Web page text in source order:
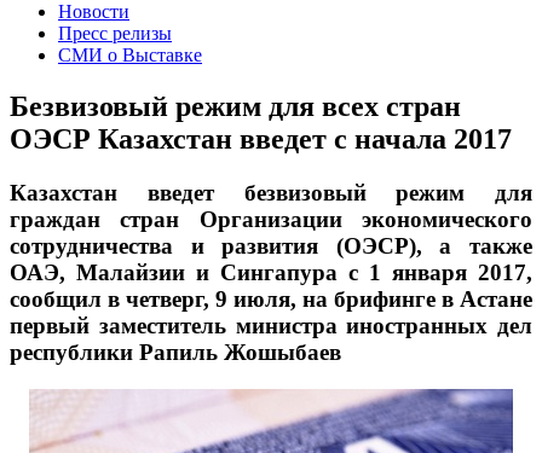
Новости
Пресс релизы
СМИ о Выставке
Безвизовый режим для всех стран
ОЭСР Казахстан введет с начала 2017
Казахстан введет безвизовый режим для
граждан стран Организации экономического
сотрудничества и развития (ОЭСР), а также
ОАЭ, Малайзии и Сингапура с 1 января 2017,
сообщил в четверг, 9 июля, на брифинге в Астане
первый заместитель министра иностранных дел
республики Рапиль Жошыбаев